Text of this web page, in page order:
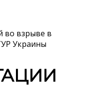
во взрыве в
Украины